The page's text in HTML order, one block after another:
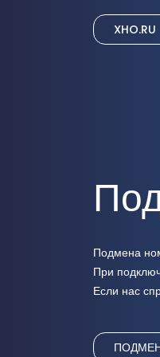
XHO.RU
Подмена
При
Если нас